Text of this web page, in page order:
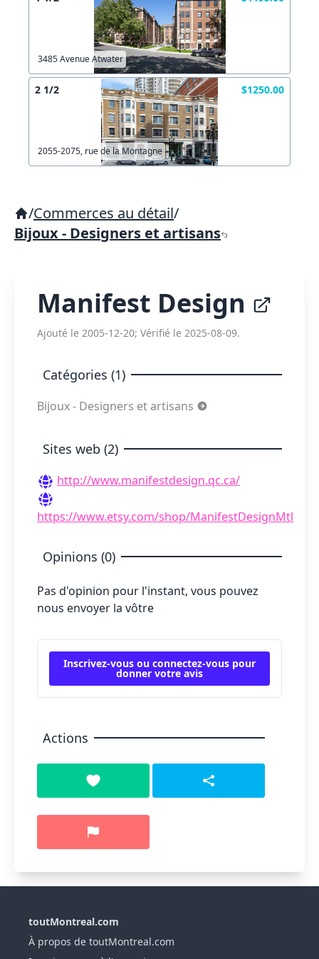
3485 Avenue Atwater
2 1/2 $1250.00
2055-2075, rue de la Montagne
/Commerces au détail/
Bijoux - Designers et artisans
Manifest Design
Ajouté le 2005-12-20; Vérifié le 2025-08-09.
Catégories (1)
Bijoux - Designers et artisans
Sites web (2)
http://www.manifestdesign.qc.ca/
https://www.etsy.com/shop/ManifestDesignMtl
Opinions (0)
Pas d'opinion pour l'instant, vous pouvez
nous envoyer la vôtre
Inscrivez-vous ou connectez-vous pour
donner votre avis
Actions
toutMontreal.com
À propos de toutMontreal.com